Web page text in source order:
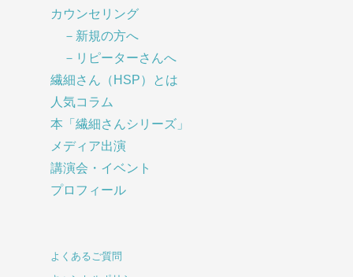
カウンセリング
－新規の方へ
－リピーターさんへ
繊細さん（HSP）とは
人気コラム
本「繊細さんシリーズ」
メディア出演
講演会・イベント
プロフィール
よくあるご質問